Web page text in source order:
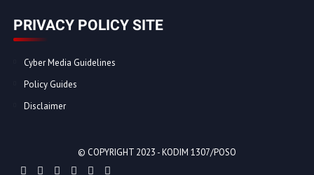
PRIVACY POLICY SITE
Cyber Media Guidelines
Policy Guides
Disclaimer
© COPYRIGHT 2023 -KODIM 1307/POSO